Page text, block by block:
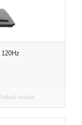
Pokaži detalje